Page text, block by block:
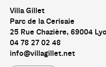
la
Villa Gillet
Parc de la Cerisaie
25 Rue Chazière, 69004
04 78 27 02 48
info@villagillet.net